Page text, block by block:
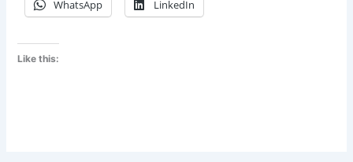
WhatsApp LinkedIn
Like this: